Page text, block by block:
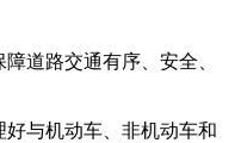
道路交通有序、安全、
好与机动车、非机动车和